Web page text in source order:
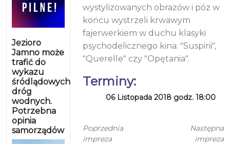
Jezioro
Jamno może
trafić do
wykazu
śródlądowych
dróg
wodnych.
Potrzebna
opinia
samorządów
wystylizowanych obrazów i póz w
końcu wystrzeli krwawym
fajerwerkiem w duchu klasyki
psychodelicznego kina: "Suspirii",
"Querelle" czy "Opętania".
Terminy:
06 Listopada 2018 godz. 18:00
Poprzednia
impreza
Następna
impreza